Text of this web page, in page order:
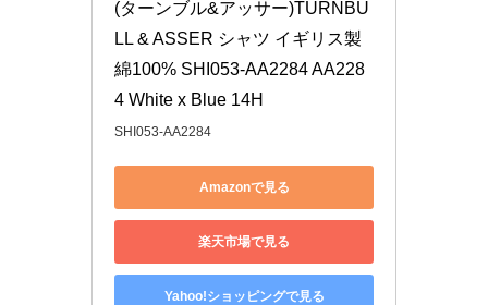
(ターンブル&アッサー)TURNBU
LL & ASSER‎ シャツ イギリス製
綿100% SHI053-AA2284 AA228
4 White x Blue 14H
SHI053-AA2284
Amazonで見る
楽天市場で見る
Yahoo!ショッピングで見る